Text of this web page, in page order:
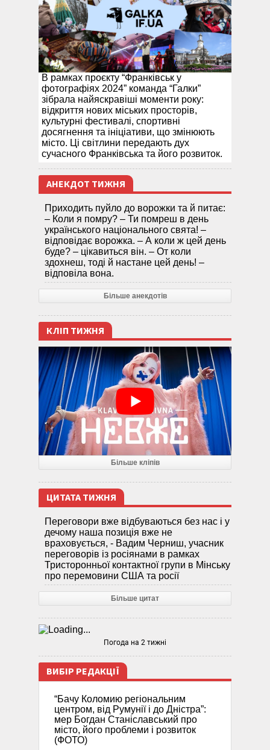
В рамках проєкту “Франківськ у
фотографіях 2024” команда “Галки”
зібрала найяскравіші моменти року:
відкриття нових міських просторів,
культурні фестивалі, спортивні
досягнення та ініціативи, що змінюють
місто. Ці світлини передають дух
сучасного Франківська та його розвиток.
АНЕКДОТ ТИЖНЯ
Приходить пуйло до ворожки та й питає:
– Коли я помру? – Ти помреш в день
українського національного свята! –
відповідає ворожка. – А коли ж цей день
буде? – цікавиться він. – От коли
здохнеш, тоді й настане цей день! –
відповіла вона.
Більше анекдотів
КЛІП ТИЖНЯ
Більше кліпів
ЦИТАТА ТИЖНЯ
Переговори вже відбуваються без нас і у
дечому наша позиція вже не
враховується, - Вадим Черниш, учасник
переговорів із росіянами в рамках
Тристоронньої контактної групи в Мінську
про перемовини США та росії
Більше цитат
Погода на 2 тижні
ВИБІР РЕДАКЦІЇ
“Бачу Коломию регіональним
центром, від Румунії і до Дністра”:
мер Богдан Станіславський про
місто, його проблеми і розвиток
(ФОТО)